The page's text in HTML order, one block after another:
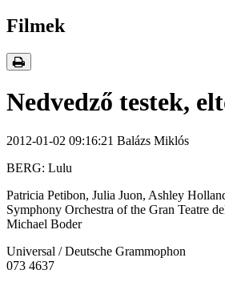
Filmek
Nedvedző testek,
2012-01-02 09:16:21 Balázs Miklós
BERG: Lulu
Patricia Petibon, Julia Juon, Ashley
Symphony Orchestra of the Gran Teatre
Michael Boder
Universal / Deutsche Grammophon
073 4637